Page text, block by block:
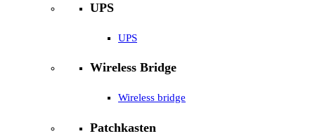
UPS
UPS
Wireless Bridge
Wireless bridge
Patchkasten